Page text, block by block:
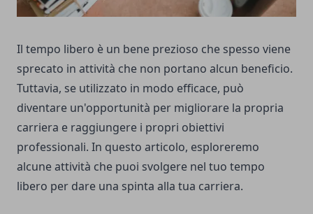
Il tempo libero è un bene prezioso che spesso viene
sprecato in attività che non portano alcun beneficio.
Tuttavia, se utilizzato in modo efficace, può
diventare un'opportunità per migliorare la propria
carriera e raggiungere i propri obiettivi
professionali. In questo articolo, esploreremo
alcune attività che puoi svolgere nel tuo tempo
libero per dare una spinta alla tua carriera.